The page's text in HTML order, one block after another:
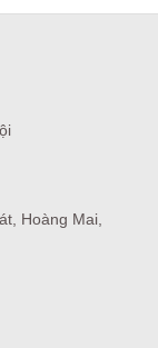
Hoàng Mai,